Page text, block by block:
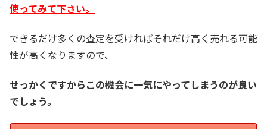
使ってみて下さい。
できるだけ多くの査定を受ければそれだけ高く売れる可能
性が高くなりますので、
せっかくですからこの機会に一気にやってしまうのが良い
でしょう。